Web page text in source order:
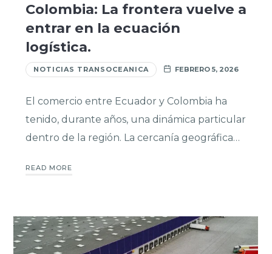
Colombia: La frontera vuelve a
entrar en la ecuación
logística.
NOTICIAS TRANSOCEANICA FEBRERO 5, 2026
El comercio entre Ecuador y Colombia ha
tenido, durante años, una dinámica particular
dentro de la región. La cercanía geográfica…
READ MORE